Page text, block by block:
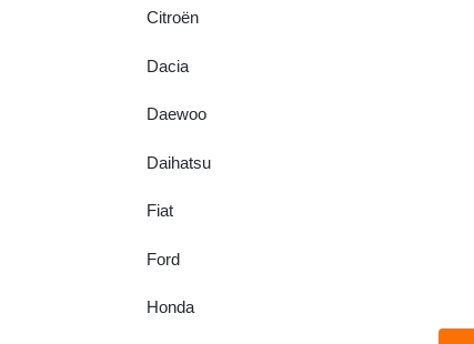
Citroën
Dacia
Daewoo
Daihatsu
Fiat
Ford
Honda